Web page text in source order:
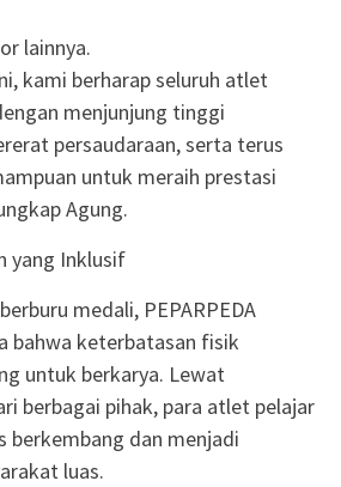
lainnya.
kami berharap seluruh atlet
menjunjung tinggi
persaudaraan, serta terus
untuk meraih prestasi
Agung.
yang Inklusif
medali, PEPARPEDA
bahwa keterbatasan fisik
untuk berkarya. Lewat
berbagai pihak, para atlet pelajar
berkembang dan menjadi
luas.